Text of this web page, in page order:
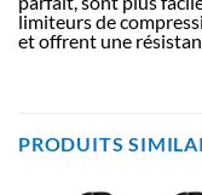
limiteurs de
et offrent une
PRODUITS